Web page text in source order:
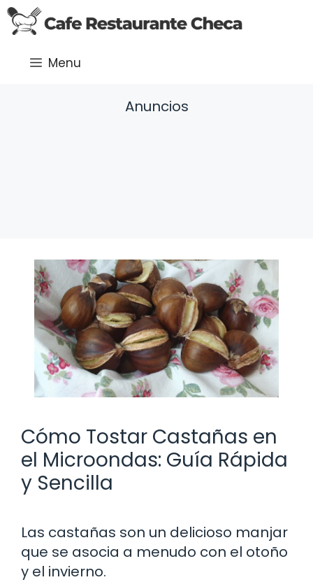
Saltar
al
Menu
Anuncios
Cómo Tostar Castañas en
el Microondas: Guía Rápida
y Sencilla
Las castañas son un delicioso manjar
que se asocia a menudo con el otoño
y el invierno.